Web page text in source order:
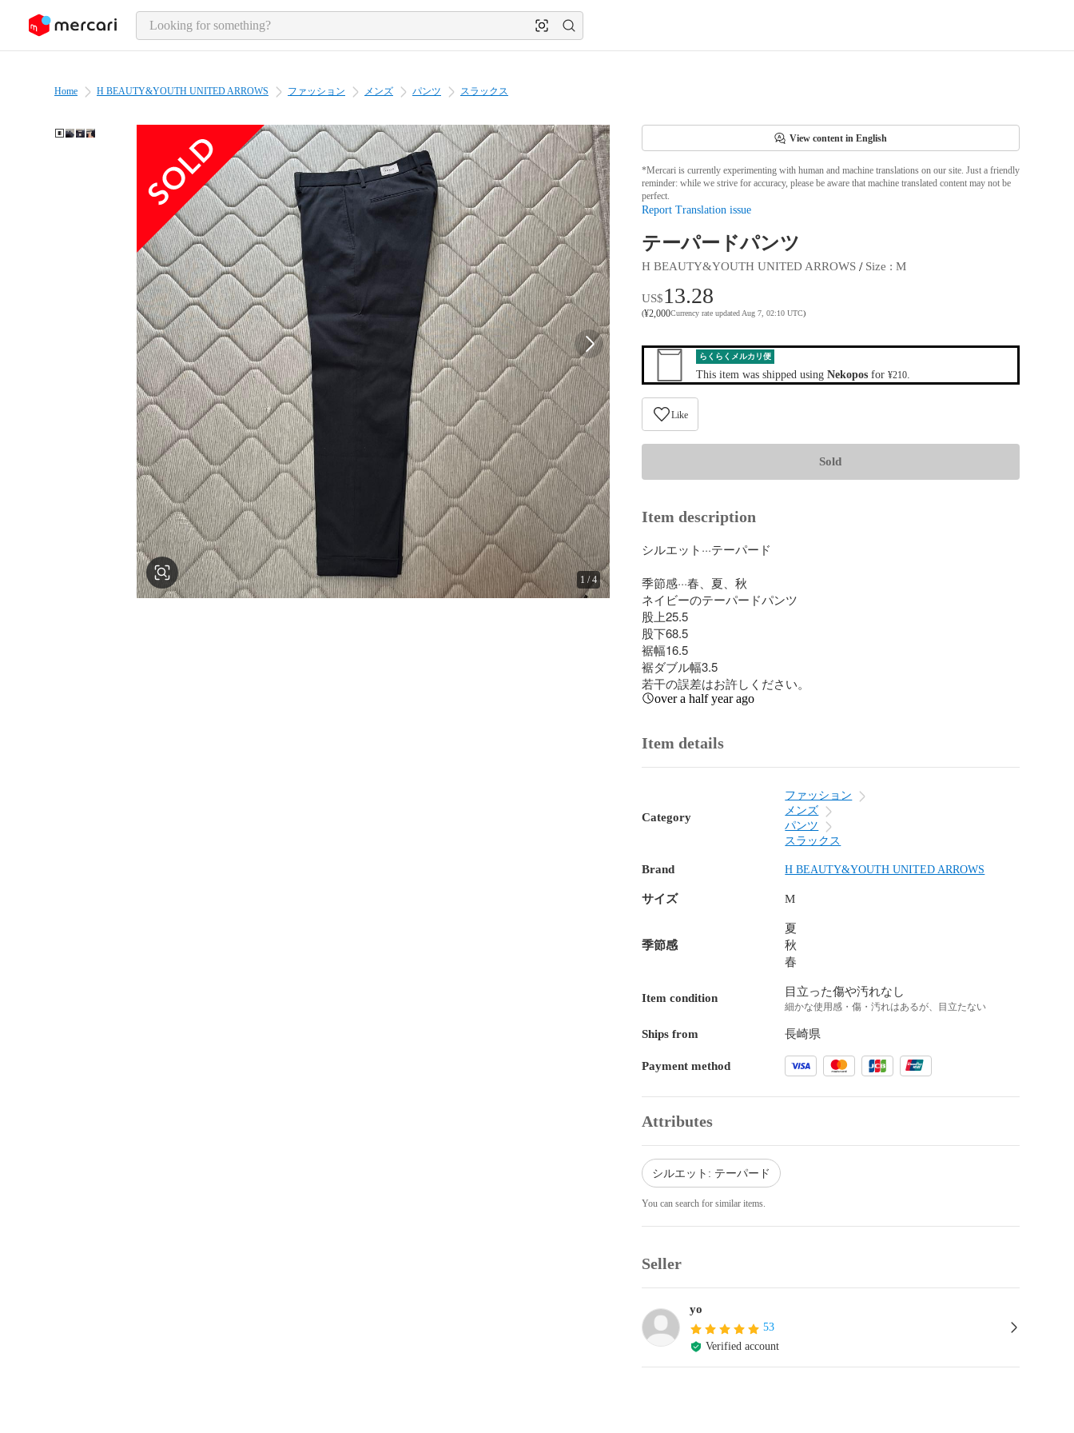
page content
Home H BEAUTY&YOUTH UNITED ARROWS ファッション メンズ パンツ スラックス
1 /4
View content in English
*Mercari is currently experimenting with human and machine translations on our site. Just a friendly
reminder: while we strive for accuracy, please be aware that machine translated content may not be
perfect.
Report Translation issue
テーパードパンツ
H BEAUTY&YOUTH UNITED ARROWS / Size : M
US$13.28
(¥2,000Currency rate updated Aug 7, 02:10 UTC)
らくらくメルカリ便
This item was shipped using Nekoposfor ¥210.
Like
Sold
Item description
シルエット···テーパード
季節感···春、夏、秋
ネイビーのテーパードパンツ
股上25.5
股下68.5
裾幅16.5
裾ダブル幅3.5
若干の誤差はお許しください。
over a half year ago
Item details
Category
ファッション
メンズ
パンツ
スラックス
Brand H BEAUTY&YOUTH UNITED ARROWS
サイズ M
季節感
夏
秋
春
Item condition 目立った傷や汚れなし
細かな使用感・傷・汚れはあるが、目立たない
Ships from 長崎県
Payment method
Attributes
シルエット: テーパード
You can search for similar items.
Seller
yo
53
Verified account